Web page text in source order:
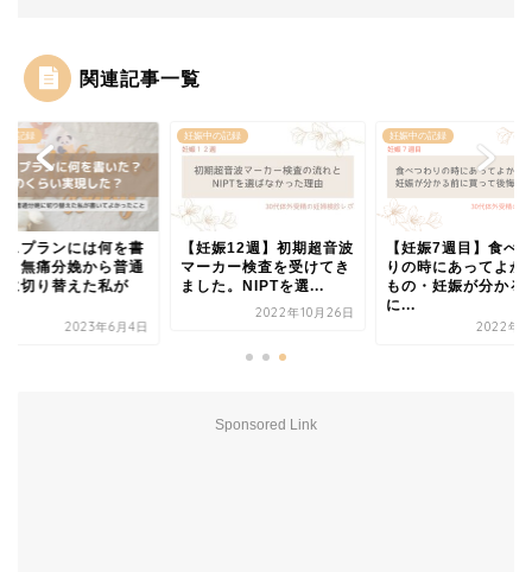
関連記事一覧
の記録
スプランには何を書
？無痛分娩から普通
に切り替えた私が
2023年6月4日
妊娠中の記録
【妊娠12週】初期超音波
マーカー検査を受けてき
ました。NIPTを選...
2022年10月26日
妊娠中の記録
【妊娠7週目】食べ
りの時にあってよか
もの・妊娠が分かる
に...
2022年9
Sponsored Link